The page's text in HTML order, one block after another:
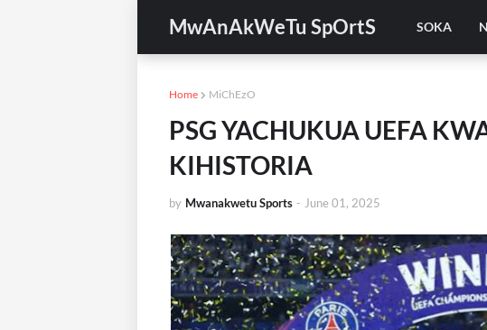
MwAnAkWeTu SpOrtS SOKA
Home MiChEzO
PSG YACHUKUA UEFA
KIHISTORIA
by Mwanakwetu Sports - June 01, 2025